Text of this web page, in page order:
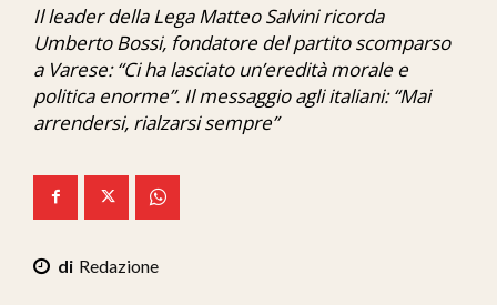
Economia
Ita-Mondo
C7 Play
We Calabria
Mix Zone
Il leader della Lega Matteo Salvini ricorda
Umberto Bossi, fondatore del partito scomparso
a Varese: “Ci ha lasciato un’eredità morale e
politica enorme”. Il messaggio agli italiani: “Mai
arrendersi, rialzarsi sempre”
Redazione